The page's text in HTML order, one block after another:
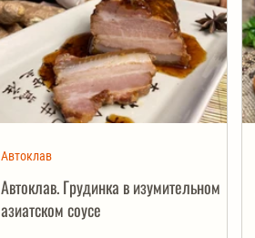
Автоклав. Грудинка в изумительном
азиатском соусе
Автоклав